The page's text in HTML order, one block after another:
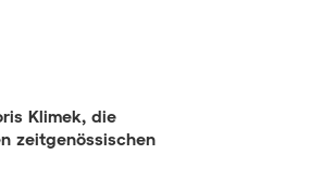
Klimek, die
zeitgenössischen